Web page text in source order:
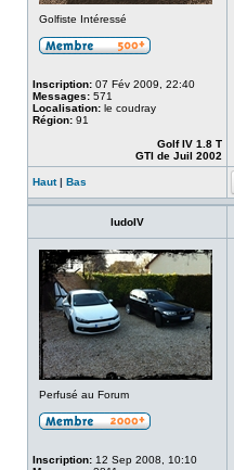
Golfiste Intéressé
Inscription: 07 Fév 2009, 22:40
Messages: 571
Localisation: le coudray
Région: 91
Golf IV 1.8 T
GTI de Juil 2002
Haut| Bas
ludoIV
Perfusé au Forum
Inscription: 12 Sep 2008, 10:10